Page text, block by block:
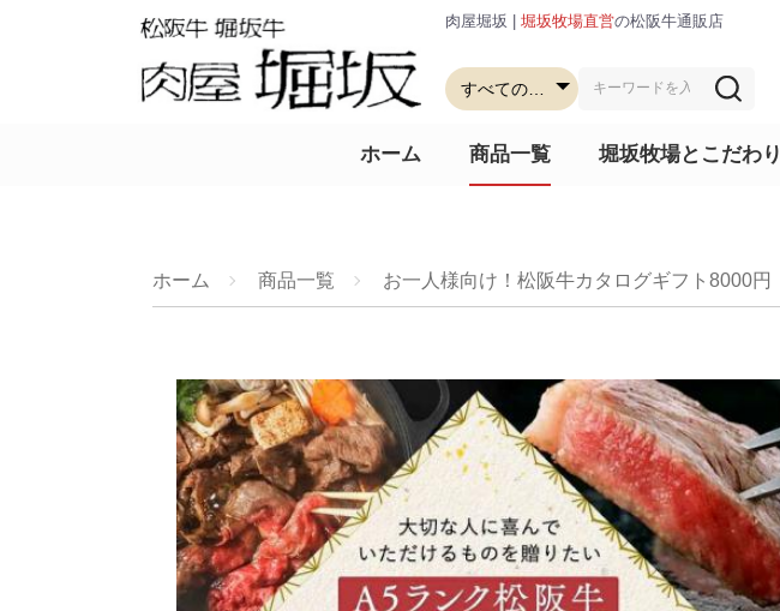
肉屋堀坂 | 堀坂牧場直営の松阪牛通販店
ホーム 商品一覧 堀坂牧場とこだわり
ホーム 商品一覧 お一人様向け！松阪牛カタログギフト8000円